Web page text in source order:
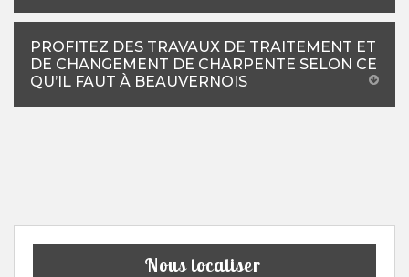
PROFITEZ DES TRAVAUX DE TRAITEMENT ET
DE CHANGEMENT DE CHARPENTE SELON CE
QU’IL FAUT À BEAUVERNOIS
Nous localiser